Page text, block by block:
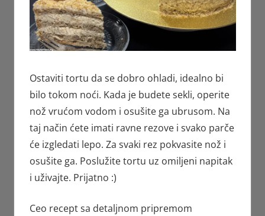
Ostaviti tortu da se dobro ohladi, idealno bi
bilo tokom noći. Kada je budete sekli, operite
nož vrućom vodom i osušite ga ubrusom. Na
taj način ćete imati ravne rezove i svako parče
će izgledati lepo. Za svaki rez pokvasite nož i
osušite ga. Poslužite tortu uz omiljeni napitak
i uživajte. Prijatno :)
Ceo recept sa detaljnom pripremom